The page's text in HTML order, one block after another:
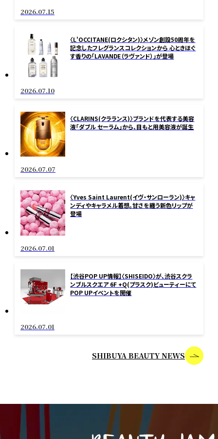
2026.07.15
〈L'OCCITANE(ロクシタン)〉メゾン創設50周年を
記念したフレグランスコレクションから 心ときほぐ
す香りの「LAVANDE（ラヴァンド）」が登場
2026.07.10
〈CLARINS(クラランス)〉ブランドを代表する美容
液「ダブル セーラム」から、目もと用美容液が誕生
2026.07.07
〈Yves Saint Laurent(イヴ・サンローラン)〉キャ
ンディやキャラメル着想。甘さを纏う新色リップが
登場
2026.07.01
【渋谷POP UP情報】〈SHISEIDO〉が、渋谷スクラ
ンブルスクエア 6F +Q(プラスク)ビューティーにて
POP UPイベントを開催
2026.07.01
SHIBUYA BEAUTY NEWS